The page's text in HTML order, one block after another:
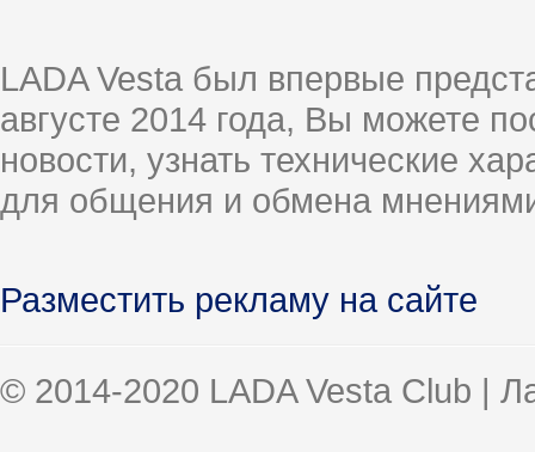
LADA Vesta был впервые
августе 2014 года, Вы можете
новости, узнать технические
для общения и обмена
Разместить рекламу на сайте
© 2014-2020 LADA Vesta Club |